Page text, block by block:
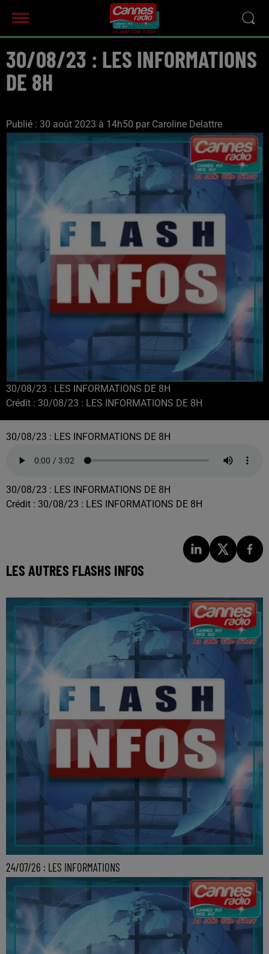
30/08/23 : LES INFORMATIONS
DE 8H
Publié : 30 août 2023 à 14h50 par Caroline Delattre
30/08/23 : LES INFORMATIONS DE 8H
Crédit : 30/08/23 : LES INFORMATIONS DE 8H
30/08/23 : LES INFORMATIONS DE 8H
30/08/23 : LES INFORMATIONS DE 8H
Crédit : 30/08/23 : LES INFORMATIONS DE 8H
LES AUTRES FLASHS INFOS
24/07/26 : LES INFORMATIONS